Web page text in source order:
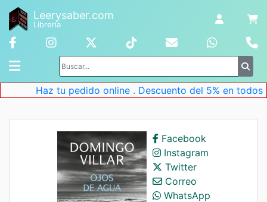
Leerysaber.com
Librería
Haz tu pedido online . Descuento del 5% en todos
Facebook
Instagram
Twitter
Correo
WhatsApp